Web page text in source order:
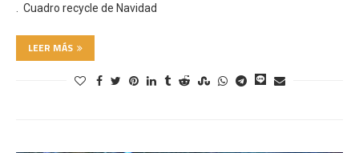
. Cuadro recycle de Navidad
LEER MÁS